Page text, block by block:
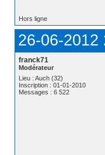
Hors ligne
26-06-2012
franck71
Modérateur
Lieu : Auch (32)
Inscription : 01-01-2010
Messages : 6 522